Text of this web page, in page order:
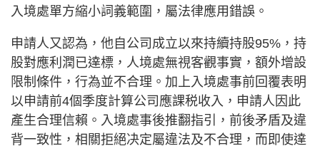
入境處單方縮小詞義範圍，屬法律應用錯誤。
申請人又認為，他自公司成立以來持續持股95%，持
股對應利潤已達標，人境處無視客觀事實，額外增設
限制條件，行為並不合理。加上入境處事前回覆表明
以申請前4個季度計算公司應課税收入，申請人因此
產生合理信賴。入境處事後推翻指引，前後矛盾及違
背一致性，相關拒絕决定屬違法及不合理，而即使達